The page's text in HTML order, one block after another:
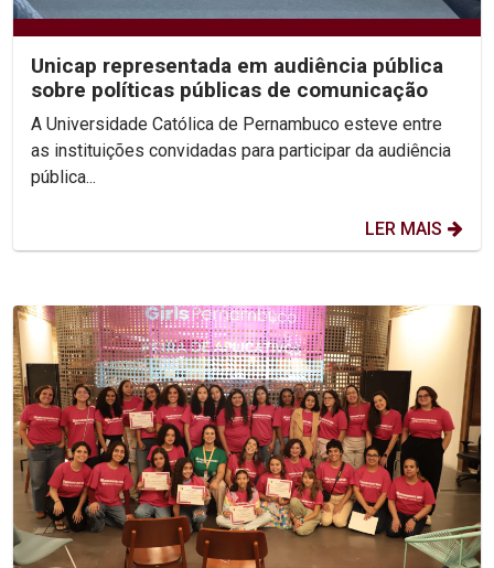
Unicap representada em audiência pública
sobre políticas públicas de comunicação
A Universidade Católica de Pernambuco esteve entre
as instituições convidadas para participar da audiência
pública...
LER MAIS